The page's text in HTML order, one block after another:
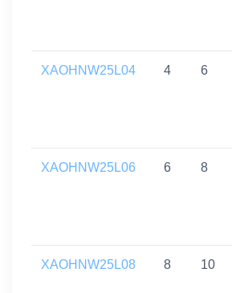
XAOHNW25L04 4 6
XAOHNW25L06 6 8
XAOHNW25L08 8 10